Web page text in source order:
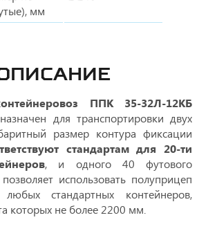
мм
ППК 35-32Л-12КБ
для транспортировки двух
размер контура фиксации
стандартам для 20-ти
, и одного 40 футового
использовать полуприцеп
стандартных контейнеров,
которых не более 2200 мм.